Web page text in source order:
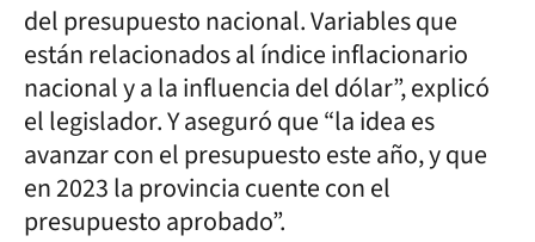
del presupuesto nacional. Variables que
están relacionados al índice inflacionario
nacional y a la influencia del dólar”, explicó
el legislador. Y aseguró que “la idea es
avanzar con el presupuesto este año, y que
en 2023 la provincia cuente con el
presupuesto aprobado”.